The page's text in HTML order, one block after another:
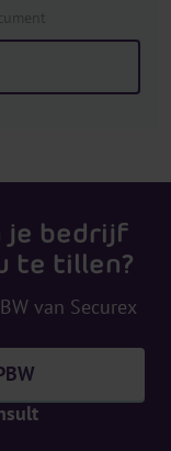
je bedrijf
te tillen?
van Securex